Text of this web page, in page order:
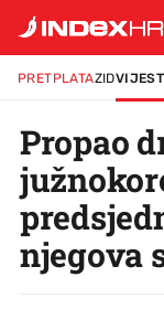
PRETPLATAZID
Propao
njegova